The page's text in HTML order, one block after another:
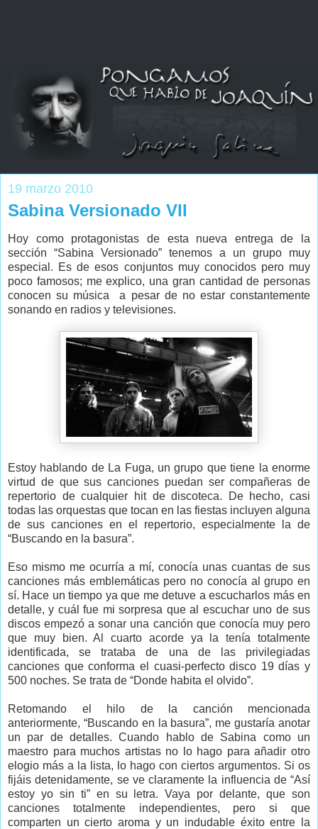
19 marzo 2010
Sabina Versionado VII
Hoy como protagonistas de esta nueva entrega de la
sección “Sabina Versionado” tenemos a un grupo muy
especial. Es de esos conjuntos muy conocidos pero muy
poco famosos; me explico, una gran cantidad de personas
conocen su música a pesar de no estar constantemente
sonando en radios y televisiones.
Estoy hablando de La Fuga, un grupo que tiene la enorme
virtud de que sus canciones puedan ser compañeras de
repertorio de cualquier hit de discoteca. De hecho, casi
todas las orquestas que tocan en las fiestas incluyen alguna
de sus canciones en el repertorio, especialmente la de
“Buscando en la basura”.
Eso mismo me ocurría a mí, conocía unas cuantas de sus
canciones más emblemáticas pero no conocía al grupo en
sí. Hace un tiempo ya que me detuve a escucharlos más en
detalle, y cuál fue mi sorpresa que al escuchar uno de sus
discos empezó a sonar una canción que conocía muy pero
que muy bien. Al cuarto acorde ya la tenía totalmente
identificada, se trataba de una de las privilegiadas
canciones que conforma el cuasi-perfecto disco 19 días y
500 noches. Se trata de “Donde habita el olvido”.
Retomando el hilo de la canción mencionada
anteriormente, “Buscando en la basura”, me gustaría anotar
un par de detalles. Cuando hablo de Sabina como un
maestro para muchos artistas no lo hago para añadir otro
elogio más a la lista, lo hago con ciertos argumentos. Si os
fijáis detenidamente, se ve claramente la influencia de “Así
estoy yo sin ti” en su letra. Vaya por delante, que son
canciones totalmente independientes, pero si que
comparten un cierto aroma y un indudable éxito entre la